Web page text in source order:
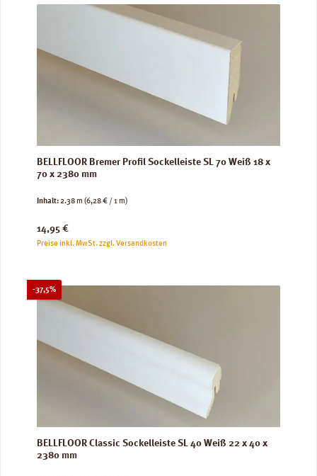
BELLFLOOR Bremer Profil Sockelleiste SL 70 Weiß 18 x
70 x 2380 mm
Inhalt:2.38 m (6,28 € / 1 m)
Regulärer Preis:
14,95 €
Preise inkl. MwSt. zzgl. Versandkosten
-37,5%Rabatt
BELLFLOOR Classic Sockelleiste SL 40 Weiß 22 x 40 x
2380 mm